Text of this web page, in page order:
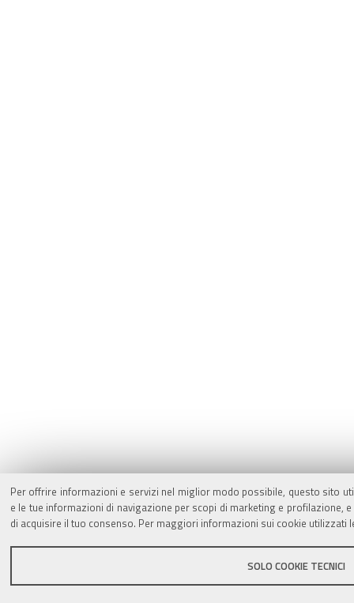
Per offrire informazioni e servizi nel miglior modo possibile, questo sito
e le tue informazioni di navigazione per scopi di marketing e
di acquisire il tuo consenso. Per maggiori informazioni sui cookie utilizzati
SOLO COOKIE TECNICI